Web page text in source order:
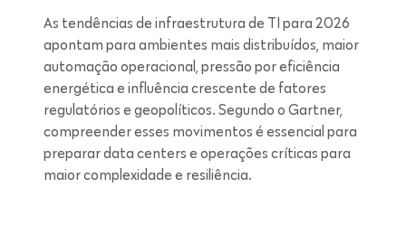
As tendências de infraestrutura de TI para 2026
apontam para ambientes mais distribuídos, maior
automação operacional, pressão por eficiência
energética e influência crescente de fatores
regulatórios e geopolíticos. Segundo o Gartner,
compreender esses movimentos é essencial para
preparar data centers e operações críticas para
maior complexidade e resiliência.